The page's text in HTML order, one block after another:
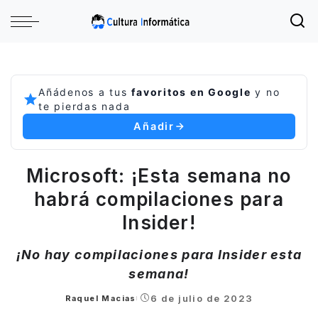
Añádenos a tusfavoritos en Google y no
te pierdas nada
Añadir
Microsoft: ¡Esta semana no
habrá compilaciones para
Insider!
¡No hay compilaciones para Insider esta
semana!
Posted
Raquel Macias 6 de julio de 2023